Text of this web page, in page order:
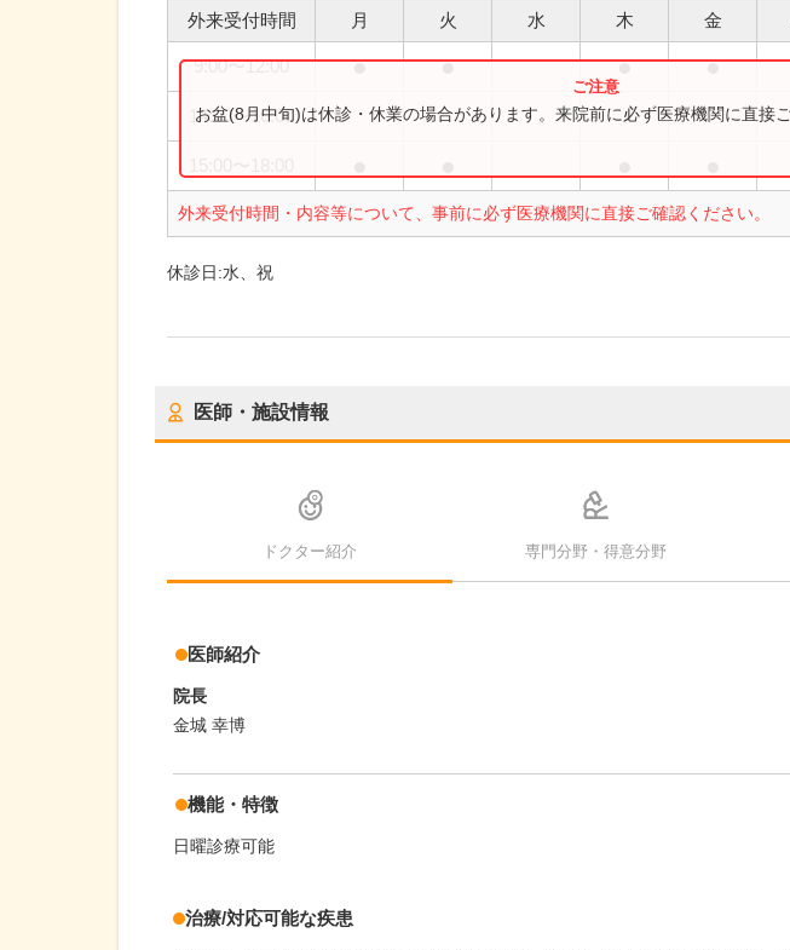
外来受付時間 月 火 水 木 金
9:00〜12:00 ● ● ● ●
14:00〜16:00
外来受付時間・内容等について、事前に必ず医療機関に直接ご確認ください。
お盆(8月中旬)は休診・休業の場合があります。来院前に必ず医療機関に直接ご
休診日:水、祝
医師・施設情報
ドクター紹介 専門分野・得意分野
医師紹介
院長
金城 幸博
機能・特徴
日曜診療可能
治療/対応可能な疾患